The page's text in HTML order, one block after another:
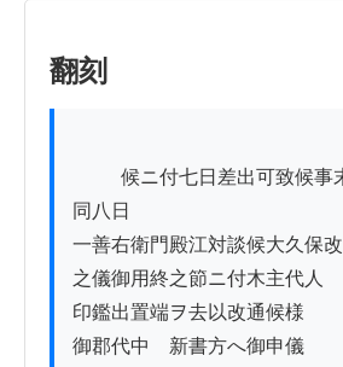
翻刻
同八日
一善右衛門殿江対談候大久保改
之儀御用終之節ニ付木主代人
印鑑出置端ヲ去以改通候様
御郡代中ゟ新書方へ御申儀